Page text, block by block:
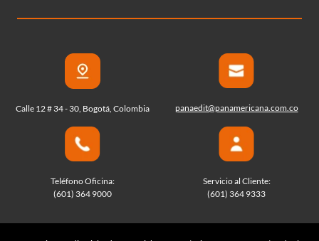
Calle 12 # 34 - 30, Bogotá, Colombia panaedit@panamericana.com.co
Teléfono Oficina:
(601) 364 9000
Servicio al Cliente:
(601) 364 9333